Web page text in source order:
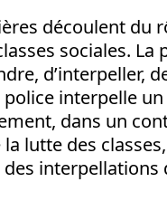
découlent du
sociales.
d’interpeller,
police interpelle
dans un
lutte des
interpellations